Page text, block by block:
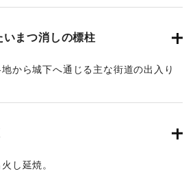
いまつ消しの標柱
から城下へ通じる主な街道の出入り
無用」と刻まれた標柱が立てられて
たいまつをかざして城下に入ってく
の標柱から先はたいまつを消して入
を出る場合もこの標柱より先でなけ
し延焼。